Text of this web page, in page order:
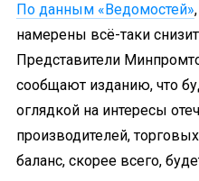
По данным «Ведомостей»
намерены всё-таки
Представители
сообщают изданию, что
оглядкой на интересы
производителей,
баланс, скорее всего,